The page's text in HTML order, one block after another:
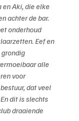
Aki, die elke
achter de bar.
onderhoud
Eef en
alle
voor
dat veel
dit is slechts
draaiende